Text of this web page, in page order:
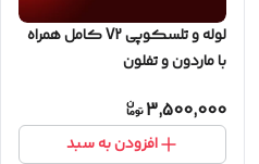
لوله و تلسکوپی V2 کامل همراه
با ماردون و تفلون
3,500,000
افزودن به سبد